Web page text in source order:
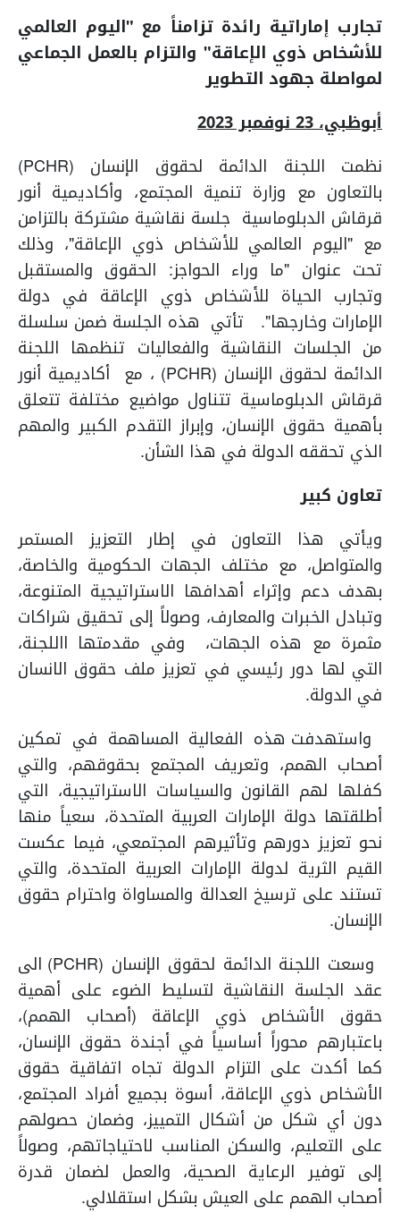
تجارب إماراتية رائدة تزامناً مع "اليوم العالمي
للأشخاص ذوي الإعاقة" والتزام بالعمل الجماعي
لمواصلة جهود التطوير
أبوظبي، 23 نوفمبر 2023
نظمت اللجنة الدائمة لحقوق الإنسان (PCHR)
بالتعاون مع وزارة تنمية المجتمع، وأكاديمية أنور
قرقاش الدبلوماسية جلسة نقاشية مشتركة بالتزامن
مع "اليوم العالمي للأشخاص ذوي الإعاقة"، وذلك
تحت عنوان "ما وراء الحواجز: الحقوق والمستقبل
وتجارب الحياة للأشخاص ذوي الإعاقة في دولة
الإمارات وخارجها". تأتي هذه الجلسة ضمن سلسلة
من الجلسات النقاشية والفعاليات تنظمها اللجنة
الدائمة لحقوق الإنسان (PCHR) ، مع أكاديمية أنور
قرقاش الدبلوماسية تتناول مواضيع مختلفة تتعلق
بأهمية حقوق الإنسان، وإبراز التقدم الكبير والمهم
الذي تحققه الدولة في هذا الشأن.
تعاون كبير
ويأتي هذا التعاون في إطار التعزيز المستمر
والمتواصل، مع مختلف الجهات الحكومية والخاصة،
بهدف دعم وإثراء أهدافها الاستراتيجية المتنوعة،
وتبادل الخبرات والمعارف، وصولاً إلى تحقيق شراكات
مثمرة مع هذه الجهات، وفي مقدمتها االلجنة،
التي لها دور رئيسي في تعزيز ملف حقوق الانسان
في الدولة.
واستهدفت هذه الفعالية المساهمة في تمكين
أصحاب الهمم، وتعريف المجتمع بحقوقهم، والتي
كفلها لهم القانون والسياسات الاستراتيجية، التي
أطلقتها دولة الإمارات العربية المتحدة، سعياً منها
نحو تعزيز دورهم وتأثيرهم المجتمعي، فيما عكست
القيم الثرية لدولة الإمارات العربية المتحدة، والتي
تستند على ترسيخ العدالة والمساواة واحترام حقوق
الإنسان.
وسعت اللجنة الدائمة لحقوق الإنسان
(PCHR) الى
عقد الجلسة النقاشية لتسليط الضوء على أهمية
حقوق الأشخاص ذوي الإعاقة (أصحاب الهمم)،
باعتبارهم محوراً أساسياً في أجندة حقوق الإنسان،
كما أكدت على التزام الدولة تجاه اتفاقية حقوق
الأشخاص ذوي الإعاقة، أسوة بجميع أفراد المجتمع،
دون أي شكل من أشكال التمييز، وضمان حصولهم
على التعليم، والسكن المناسب لاحتياجاتهم، وصولاً
إلى توفير الرعاية الصحية، والعمل لضمان قدرة
أصحاب الهمم على العيش بشكل استقلالي.